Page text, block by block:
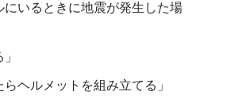
いるときに地震が発生した場
らヘルメットを組み立てる」